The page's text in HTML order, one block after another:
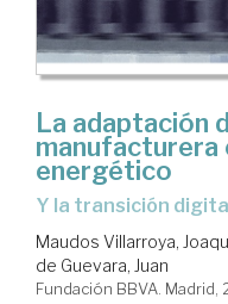
La adaptación
manufacturera
energético
y la transición
Maudos Villarroya,
de Guevara, Juan
Fundación BBVA. Madrid,